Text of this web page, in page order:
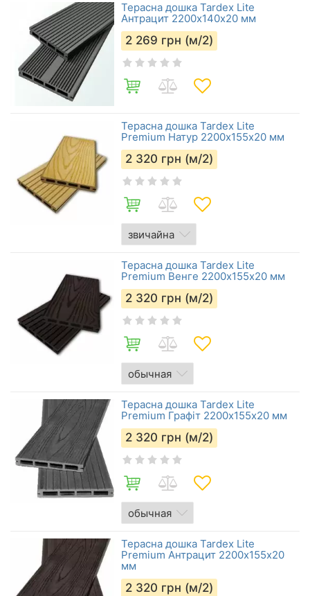
Терасна дошка Tardex Lite
Антрацит 2200х140х20 мм
2 269 грн (м/2)
Терасна дошка Tardex Lite
Premium Натур 2200х155x20 мм
2 320 грн (м/2)
Терасна дошка Tardex Lite
Premium Венге 2200х155x20 мм
2 320 грн (м/2)
Терасна дошка Tardex Lite
Premium Графіт 2200х155x20 мм
2 320 грн (м/2)
Терасна дошка Tardex Lite
Premium Антрацит 2200х155x20
мм
2 320 грн (м/2)